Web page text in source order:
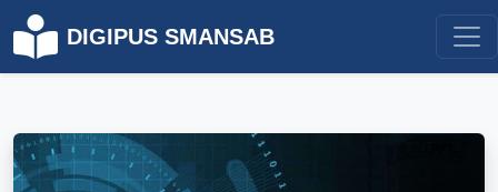
DIGIPUS SMANSAB